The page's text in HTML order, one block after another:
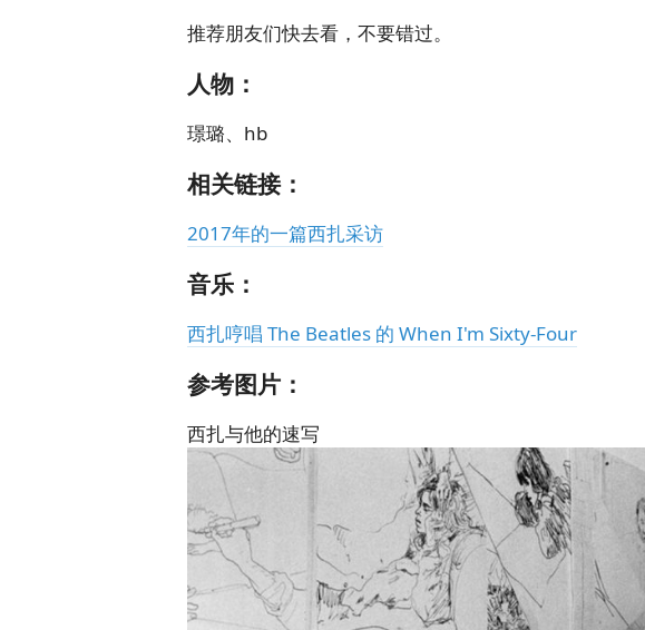
推荐朋友们快去看，不要错过。
人物：
璟璐、hb
相关链接：
2017年的一篇西扎采访
音乐：
西扎哼唱 The Beatles 的 When I'm Sixty-Four
参考图片：
西扎与他的速写